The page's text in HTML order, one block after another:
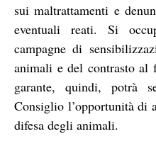
sui maltrattamenti e
eventuali reati. Si
campagne di
animali e del contrasto al
garante, quindi, potrà
Consiglio l’opportunità di
difesa degli animali.